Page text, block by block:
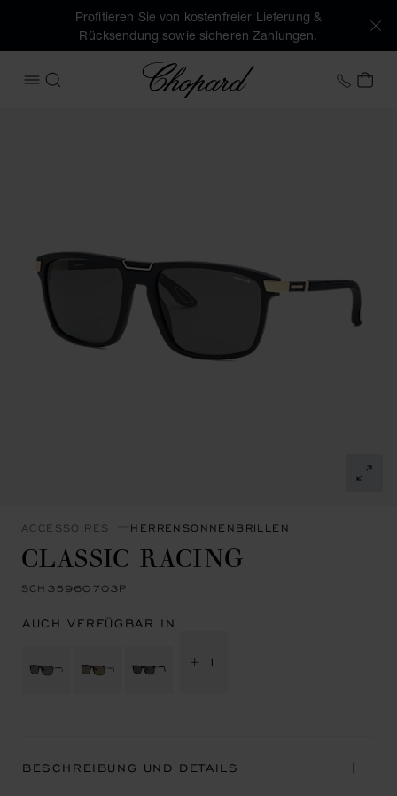
Profitieren Sie von kostenfreier Lieferung &
Rücksendung sowie sicheren Zahlungen.
MENÜ ÖFFNEN
SUCHEN
Chopard +41
ACCESSOIRES HERRENSONNENBRILLEN
CLASSIC RACING
SCH35960703P
AUCH VERFÜGBAR IN
+ 1
BESCHREIBUNG UND DETAILS